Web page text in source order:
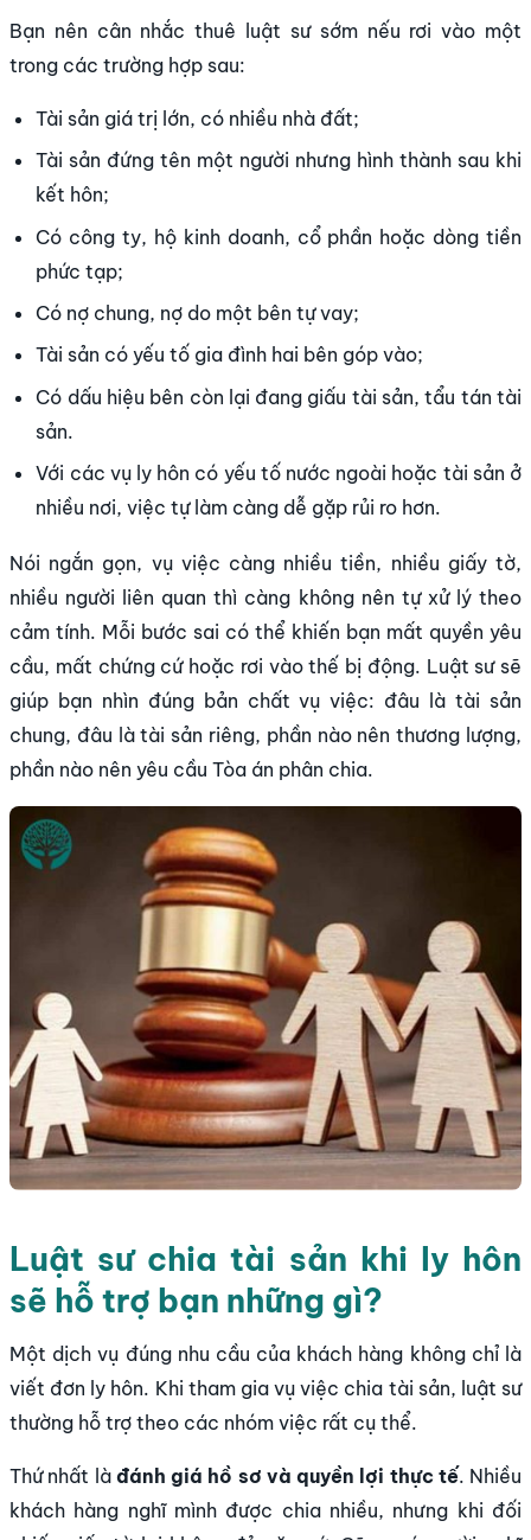
Bạn nên cân nhắc thuê luật sư sớm nếu rơi vào một
trong các trường hợp sau:
Tài sản giá trị lớn, có nhiều nhà đất;
Tài sản đứng tên một người nhưng hình thành sau khi
kết hôn;
Có công ty, hộ kinh doanh, cổ phần hoặc dòng tiền
phức tạp;
Có nợ chung, nợ do một bên tự vay;
Tài sản có yếu tố gia đình hai bên góp vào;
Có dấu hiệu bên còn lại đang giấu tài sản, tẩu tán tài
sản.
Với các vụ ly hôn có yếu tố nước ngoài hoặc tài sản ở
nhiều nơi, việc tự làm càng dễ gặp rủi ro hơn.
Nói ngắn gọn, vụ việc càng nhiều tiền, nhiều giấy tờ,
nhiều người liên quan thì càng không nên tự xử lý theo
cảm tính. Mỗi bước sai có thể khiến bạn mất quyền yêu
cầu, mất chứng cứ hoặc rơi vào thế bị động. Luật sư sẽ
giúp bạn nhìn đúng bản chất vụ việc: đâu là tài sản
chung, đâu là tài sản riêng, phần nào nên thương lượng,
phần nào nên yêu cầu Tòa án phân chia.
Luật sư chia tài sản khi ly hôn
sẽ hỗ trợ bạn những gì?
Một dịch vụ đúng nhu cầu của khách hàng không chỉ là
viết đơn ly hôn. Khi tham gia vụ việc chia tài sản, luật sư
thường hỗ trợ theo các nhóm việc rất cụ thể.
Thứ nhất là đánh giá hồ sơ và quyền lợi thực tế. Nhiều
khách hàng nghĩ mình được chia nhiều, nhưng khi đối